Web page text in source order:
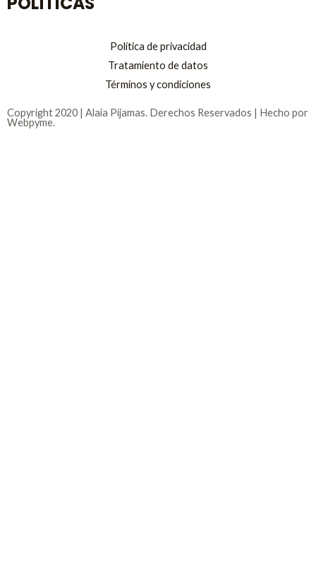
Política de privacidad
Tratamiento de datos
Términos y condiciones
Copyright 2020 | Alaia Pijamas. Derechos Reservados | Hecho por
Webpyme.